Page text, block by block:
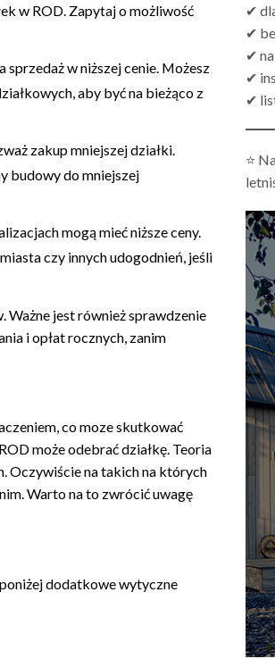
w ROD. Zapytaj o możliwość
sprzedaż w niższej cenie. Możesz
aby być na bieżąco z
zakup mniejszej działki.
budowy do mniejszej
mogą mieć niższe ceny.
czy innych udogodnień, jeśli
Ważne jest również sprawdzenie
i opłat rocznych, zanim
co moze skutkować
może odebrać działkę. Teoria
Oczywiście na takich na których
Warto na to zwrócić uwagę
dodatkowe wytyczne
✔
✔
✔
✔
✔
⭐